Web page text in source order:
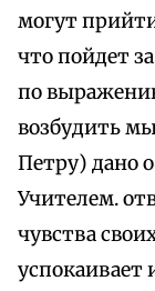
могут
что пойдет
по
возбудить
Петру) дано
Учителем.
чувства